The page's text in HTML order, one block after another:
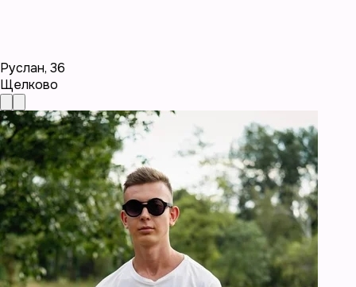
Руслан, 36
Щелково